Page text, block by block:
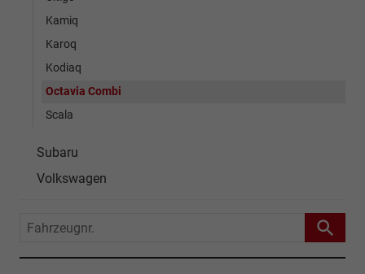
Kamiq
Karoq
Kodiaq
Octavia Combi
Scala
Subaru
Volkswagen
Fahrzeugnr.